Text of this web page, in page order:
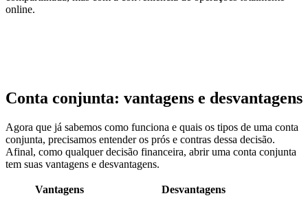
online.
Conta conjunta: vantagens e desvantagens
Agora que já sabemos como funciona e quais os tipos de uma conta
conjunta, precisamos entender os prós e contras dessa decisão.
Afinal, como qualquer decisão financeira, abrir uma conta conjunta
tem suas vantagens e desvantagens.
Vantagens
Desvantagens